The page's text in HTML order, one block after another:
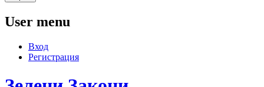
User menu
Вход
Регистрация